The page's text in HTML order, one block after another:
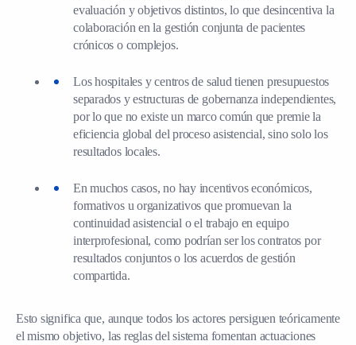
evaluación y objetivos distintos, lo que desincentiva la
colaboración en la gestión conjunta de pacientes
crónicos o complejos.
Los hospitales y centros de salud tienen presupuestos
separados y estructuras de gobernanza independientes,
por lo que no existe un marco común que premie la
eficiencia global del proceso asistencial, sino solo los
resultados locales.
En muchos casos, no hay incentivos económicos,
formativos u organizativos que promuevan la
continuidad asistencial o el trabajo en equipo
interprofesional, como podrían ser los contratos por
resultados conjuntos o los acuerdos de gestión
compartida.
Esto significa que, aunque todos los actores persiguen teóricamente
el mismo objetivo, las reglas del sistema fomentan actuaciones